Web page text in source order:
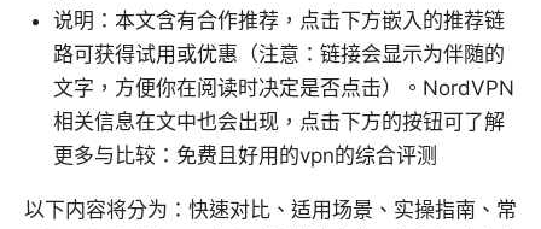
说明：本文含有合作推荐，点击下方嵌入的推荐链
路可获得试用或优惠（注意：链接会显示为伴随的
文字，方便你在阅读时决定是否点击）。NordVPN
相关信息在文中也会出现，点击下方的按钮可了解
更多与比较：免费且好用的vpn的综合评测
以下内容将分为：快速对比、适用场景、实操指南、常